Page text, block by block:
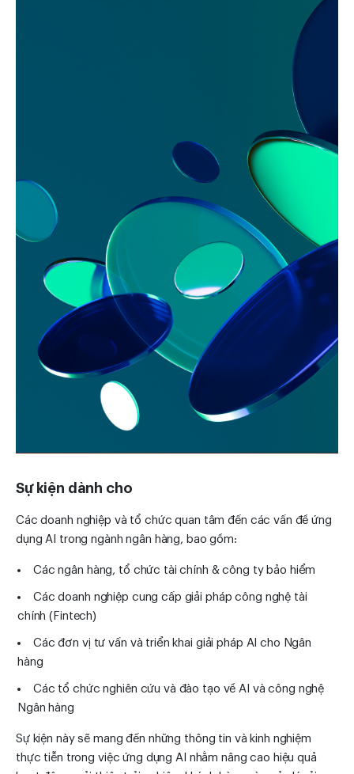
Sự kiện dành cho
Các doanh nghiệp và tổ chức quan tâm đến các vấn đề ứng
dụng AI trong ngành ngân hàng, bao gồm:
Các ngân hàng, tổ chức tài chính & công ty bảo hiểm
Các doanh nghiệp cung cấp giải pháp công nghệ tài
chính (Fintech)
Các đơn vị tư vấn và triển khai giải pháp AI cho Ngân
hàng
Các tổ chức nghiên cứu và đào tạo về AI và công nghệ
Ngân hàng
Sự kiện này sẽ mang đến những thông tin và kinh nghiệm
thực tiễn trong việc ứng dụng AI nhằm nâng cao hiệu quả